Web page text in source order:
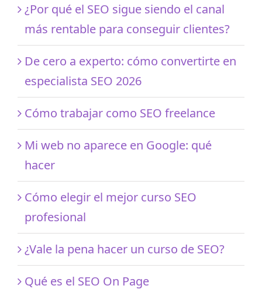
¿Por qué el SEO sigue siendo el canal
más rentable para conseguir clientes?
De cero a experto: cómo convertirte en
especialista SEO 2026
Cómo trabajar como SEO freelance
Mi web no aparece en Google: qué
hacer
Cómo elegir el mejor curso SEO
profesional
¿Vale la pena hacer un curso de SEO?
Qué es el SEO On Page